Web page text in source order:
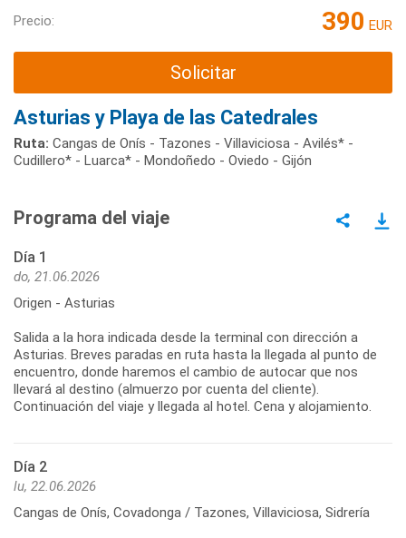
Precio: 390 EUR
Solicitar
Asturias y Playa de las Catedrales
Ruta: Cangas de Onís - Tazones - Villaviciosa - Avilés* -
Cudillero* - Luarca* - Mondoñedo - Oviedo - Gijón
Programa del viaje
Día 1
do, 21.06.2026
Origen - Asturias
Salida a la hora indicada desde la terminal con dirección a
Asturias. Breves paradas en ruta hasta la llegada al punto de
encuentro, donde haremos el cambio de autocar que nos
llevará al destino (almuerzo por cuenta del cliente).
Continuación del viaje y llegada al hotel. Cena y alojamiento.
Día 2
lu, 22.06.2026
Cangas de Onís, Covadonga / Tazones, Villaviciosa, Sidrería